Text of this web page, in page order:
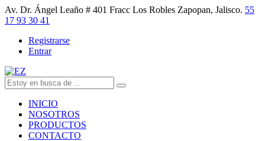
Av. Dr. Ángel Leaño # 401 Fracc Los Robles Zapopan, Jalisco. 55
17 93 30 41
Registrarse
Entrar
INICIO
NOSOTROS
PRODUCTOS
CONTACTO